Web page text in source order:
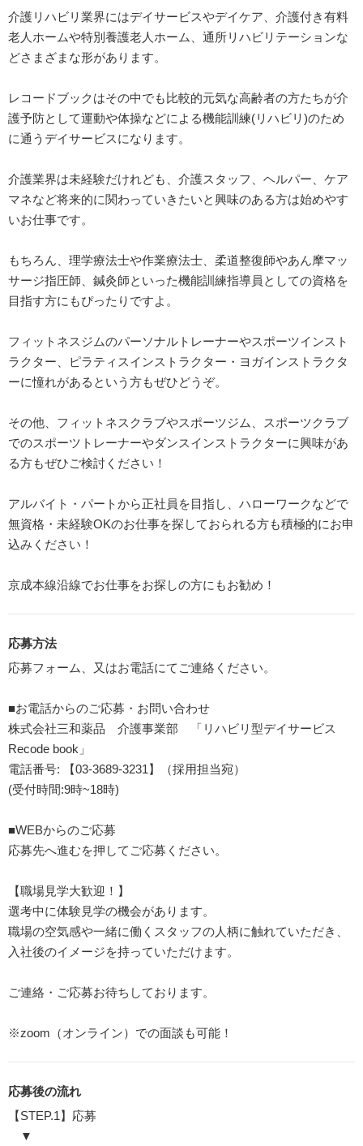
介護リハビリ業界にはデイサービスやデイケア、介護付き有料
老人ホームや特別養護老人ホーム、通所リハビリテーションな
どさまざまな形があります。
レコードブックはその中でも比較的元気な高齢者の方たちが介
護予防として運動や体操などによる機能訓練(リハビリ)のため
に通うデイサービスになります。
介護業界は未経験だけれども、介護スタッフ、ヘルパー、ケア
マネなど将来的に関わっていきたいと興味のある方は始めやす
いお仕事です。
もちろん、理学療法士や作業療法士、柔道整復師やあん摩マッ
サージ指圧師、鍼灸師といった機能訓練指導員としての資格を
目指す方にもぴったりですよ。
フィットネスジムのパーソナルトレーナーやスポーツインスト
ラクター、ピラティスインストラクター・ヨガインストラクタ
ーに憧れがあるという方もぜひどうぞ。
その他、フィットネスクラブやスポーツジム、スポーツクラブ
でのスポーツトレーナーやダンスインストラクターに興味があ
る方もぜひご検討ください！
アルバイト・パートから正社員を目指し、ハローワークなどで
無資格・未経験OKのお仕事を探しておられる方も積極的にお申
込みください！
京成本線沿線でお仕事をお探しの方にもお勧め！
応募方法
応募フォーム、又はお電話にてご連絡ください。
■お電話からのご応募・お問い合わせ
株式会社三和薬品 介護事業部 「リハビリ型デイサービス
Recode book」
電話番号: 【03-3689-3231】（採用担当宛）
(受付時間:9時~18時)
■WEBからのご応募
応募先へ進むを押してご応募ください。
【職場見学大歓迎！】
選考中に体験見学の機会があります。
職場の空気感や一緒に働くスタッフの人柄に触れていただき、
入社後のイメージを持っていただけます。
ご連絡・ご応募お待ちしております。
※zoom（オンライン）での面談も可能！
応募後の流れ
【STEP.1】応募
▼